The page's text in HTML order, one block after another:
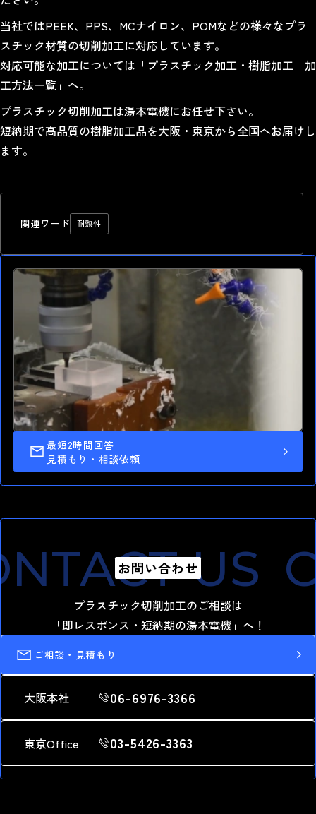
当社ではPEEK、 PPS、 MCナイロン、 POMなどの様々なプラ
スチック材質の切削加工に対応しています。
対応可能な加工については「プラスチック加工・樹脂加工 加
工方法一覧 」へ。
プラスチック切削加工は湯本電機にお任せ下さい。
短納期で高品質の樹脂加工品を大阪・東京から全国へお届けし
ます。
関連ワード 耐熱性
高精度 切削加工
最短2時間回答
見積もり・相談依頼
US
お問い合わせ
プラスチック切削加工のご相談は
「即レスポンス・短納期の湯本電機」へ！
ご相談・見積もり
大阪本社 06-6976-3366
東京Office 03-5426-3363